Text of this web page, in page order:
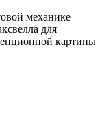
механике
для
картины